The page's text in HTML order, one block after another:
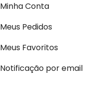
Minha Conta
Meus Pedidos
Meus Favoritos
Notificação por email